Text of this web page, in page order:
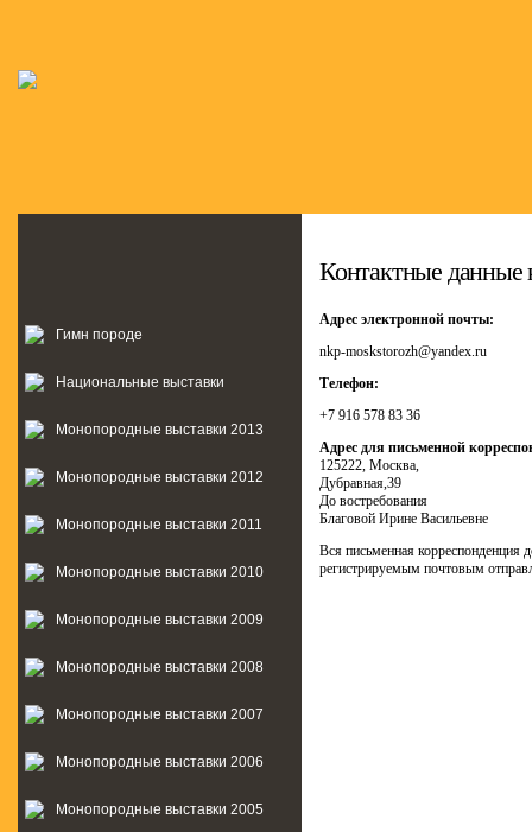
Гимн породе
Национальные выставки
Монопородные выставки 2013
Монопородные выставки 2012
Монопородные выставки 2011
Монопородные выставки 2010
Монопородные выставки 2009
Монопородные выставки 2008
Монопородные выставки 2007
Монопородные выставки 2006
Монопородные выставки 2005
Контактные данные
Адрес электронной почты:
nkp-moskstorozh@yandex.ru
Телефон:
+7 916 578 83 36
Адрес для письменной
125222, Москва,
Дубравная,39
До востребования
Благовой Ирине Васильевне
Вся письменная корреспонденция
регистрируемым почтовым